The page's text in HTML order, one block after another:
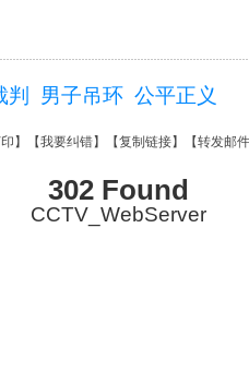
判 男子吊环 公平正义
】【我要纠错】【复制链接】【转发邮件
302 Found
CCTV_WebServer